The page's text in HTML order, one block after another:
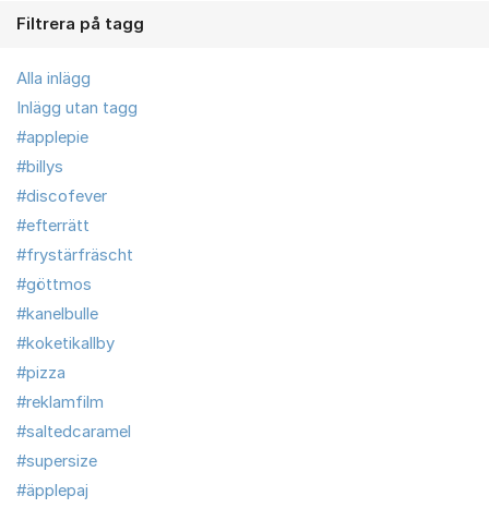
Filtrera på tagg
Alla inlägg
Inlägg utan tagg
#applepie
#billys
#discofever
#efterrätt
#frystärfräscht
#göttmos
#kanelbulle
#koketikallby
#pizza
#reklamfilm
#saltedcaramel
#supersize
#äpplepaj